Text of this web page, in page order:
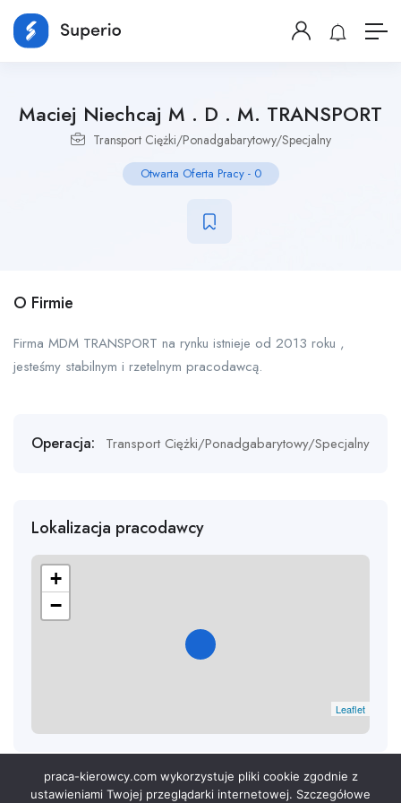
Maciej Niechcaj M . D . M. TRANSPORT
Transport Ciężki/Ponadgabarytowy/Specjalny
Otwarta Oferta Pracy- 0
O Firmie
Firma MDM TRANSPORT na rynku istnieje od 2013 roku ,
jesteśmy stabilnym i rzetelnym pracodawcą.
Operacja: Transport Ciężki/Ponadgabarytowy/Specjalny
Lokalizacja pracodawcy
+
−
Leaflet
praca-kierowcy.com wykorzystuje pliki cookie zgodnie z
ustawieniami Twojej przeglądarki internetowej. Szczegółowe